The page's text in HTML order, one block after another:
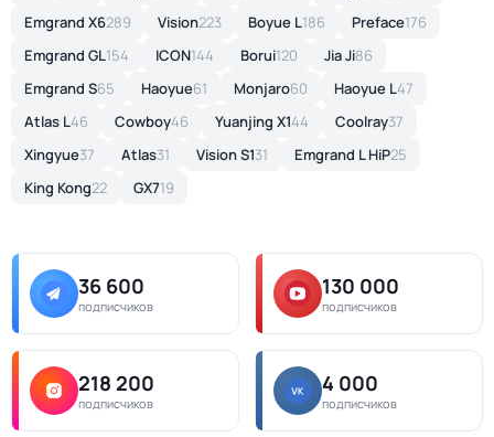
Emgrand X6289 Vision223 Boyue L186 Preface176
Emgrand GL154 ICON144 Borui120 Jia Ji86
Emgrand S65 Haoyue61 Monjaro60 Haoyue L47
Atlas L46 Cowboy46 Yuanjing X144 Coolray37
Xingyue37 Atlas31 Vision S131 Emgrand L HiP25
King Kong22 GX719
36 600
подписчиков
130 000
подписчиков
218 200
подписчиков
4 000
подписчиков